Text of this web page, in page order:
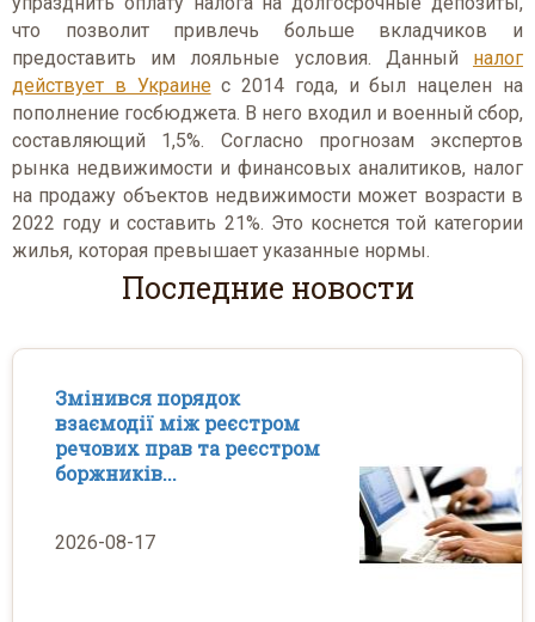
что позволит привлечь больше вкладчиков и
предоставить им лояльные условия. Данный налог
действует в Украинес 2014 года, и был нацелен на
пополнение госбюджета. В него входил и военный сбор,
составляющий 1,5%. Согласно прогнозам экспертов
рынка недвижимости и финансовых аналитиков, налог
на продажу объектов недвижимости может возрасти в
2022 году и составить 21%. Это коснется той категории
жилья, которая превышает указанные нормы.
Последние новости
Змінився порядок
взаємодії між реєстром
речових прав та реєстром
боржників...
2026-08-17